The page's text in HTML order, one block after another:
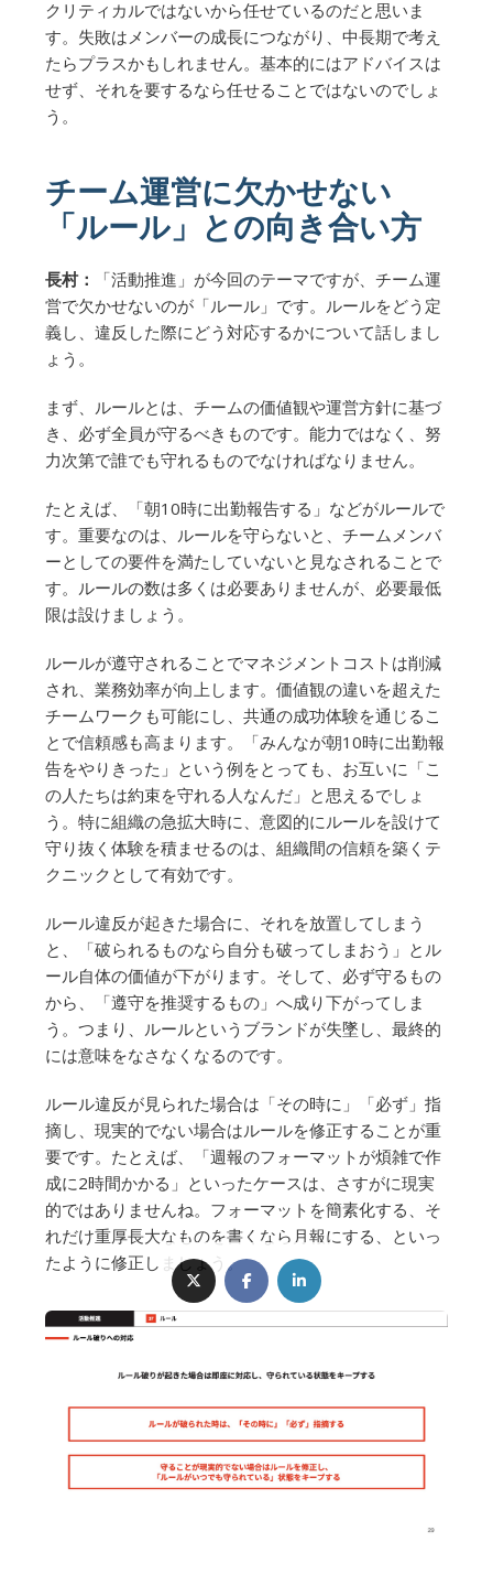
クリティカルではないから任せているのだと思いま
す。失敗はメンバーの成長につながり、中長期で考え
たらプラスかもしれません。基本的にはアドバイスは
せず、それを要するなら任せることではないのでしょ
う。
チーム運営に欠かせない
「ルール」との向き合い方
長村：
「活動推進」が今回のテーマですが、チーム運
営で欠かせないのが「ルール」です。ルールをどう定
義し、違反した際にどう対応するかについて話しまし
ょう。
まず、ルールとは、チームの価値観や運営方針に基づ
き、必ず全員が守るべきものです。能力ではなく、努
力次第で誰でも守れるものでなければなりません。
たとえば、「朝10時に出勤報告する」などがルールで
す。重要なのは、ルールを守らないと、チームメンバ
ーとしての要件を満たしていないと見なされることで
す。ルールの数は多くは必要ありませんが、必要最低
限は設けましょう。
ルールが遵守されることでマネジメントコストは削減
され、業務効率が向上します。価値観の違いを超えた
チームワークも可能にし、共通の成功体験を通じるこ
とで信頼感も高まります。「みんなが朝10時に出勤報
告をやりきった」という例をとっても、お互いに「こ
の人たちは約束を守れる人なんだ」と思えるでしょ
う。特に組織の急拡大時に、意図的にルールを設けて
守り抜く体験を積ませるのは、組織間の信頼を築くテ
クニックとして有効です。
ルール違反が起きた場合に、それを放置してしまう
と、「破られるものなら自分も破ってしまおう」とル
ール自体の価値が下がります。そして、必ず守るもの
から、「遵守を推奨するもの」へ成り下がってしま
う。つまり、ルールというブランドが失墜し、最終的
には意味をなさなくなるのです。
ルール違反が見られた場合は「その時に」「必ず」指
摘し、現実的でない場合はルールを修正することが重
要です。たとえば、「週報のフォーマットが煩雑で作
成に2時間かかる」といったケースは、さすがに現実
的ではありませんね。フォーマットを簡素化する、そ
れだけ重厚長大なものを書くなら月報にする、といっ
たように修正しましょう。